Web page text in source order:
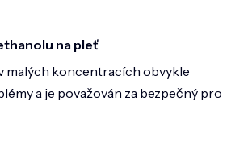
na pleť
malých koncentracích obvykle
a je považován za bezpečný pro